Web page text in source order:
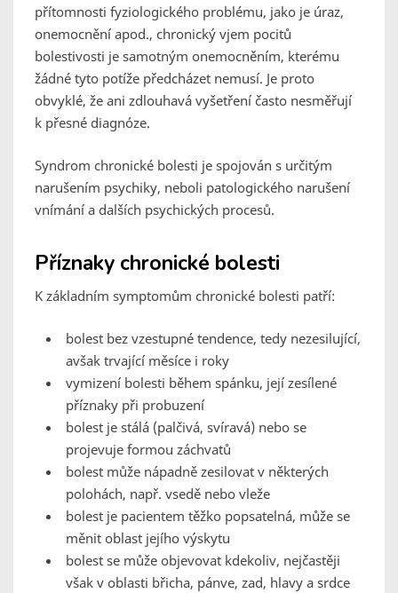
přítomnosti fyziologického problému, jako je úraz,
onemocnění apod., chronický vjem pocitů
bolestivosti je samotným onemocněním, kterému
žádné tyto potíže předcházet nemusí. Je proto
obvyklé, že ani zdlouhavá vyšetření často nesměřují
k přesné diagnóze.
Syndrom chronické bolesti je spojován s určitým
narušením psychiky, neboli patologického narušení
vnímání a dalších psychických procesů.
Příznaky chronické bolesti
K základním symptomům chronické bolesti patří:
bolest bez vzestupné tendence, tedy nezesilující,
avšak trvající měsíce i roky
vymizení bolesti během spánku, její zesílené
příznaky při probuzení
bolest je stálá (palčivá, svíravá) nebo se
projevuje formou záchvatů
bolest může nápadně zesilovat v některých
polohách, např. vsedě nebo vleže
bolest je pacientem těžko popsatelná, může se
měnit oblast jejího výskytu
bolest se může objevovat kdekoliv, nejčastěji
však v oblasti břicha, pánve, zad, hlavy a srdce